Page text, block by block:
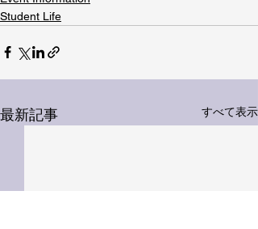
Student Life
最新記事 すべて表示